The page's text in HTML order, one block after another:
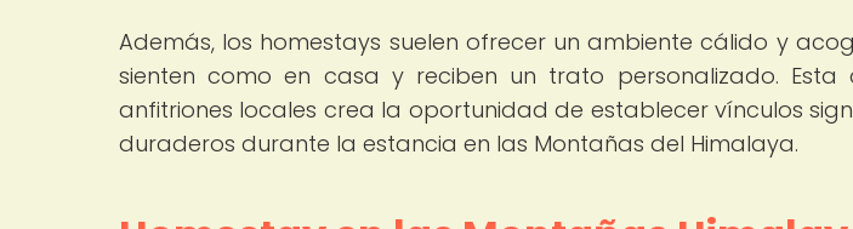
Además, los homestays suelen ofrecer un ambiente cálido y
sienten como en casa y reciben un trato personalizado. Esta
anfitriones locales crea la oportunidad de establecer vínculos
duraderos durante la estancia en las Montañas del Himalaya.